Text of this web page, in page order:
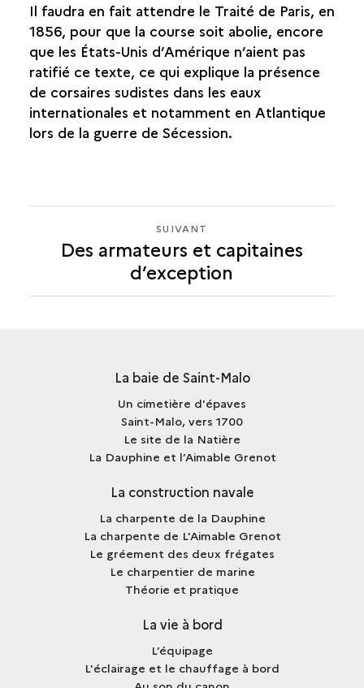
GRENOT
LA NAVIGATION AU LONG COURS
Il faudra en fait attendre le Traité de Paris, en
1856, pour que la course soit abolie, encore
que les États-Unis d’Amérique n’aient pas
ratifié ce texte, ce qui explique la présence
de corsaires sudistes dans les eaux
internationales et notamment en Atlantique
lors de la guerre de Sécession.
SUIVANT
DES
ARMATEURS
SUIVANT
Des armateurs et capitaines
d’exception
La baie de Saint-Malo
Un cimetière d'épaves
Saint-Malo, vers 1700
Le site de la Natière
La Dauphine et l’Aimable Grenot
La construction navale
La charpente de la Dauphine
La charpente de L'Aimable Grenot
Le gréement des deux frégates
Le charpentier de marine
Théorie et pratique
La vie à bord
L’équipage
L'éclairage et le chauffage à bord